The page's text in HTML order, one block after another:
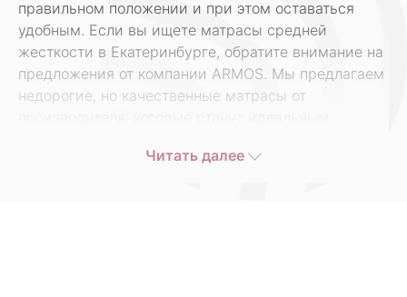
правильном положении и при этом оставаться
удобным. Если вы ищете матрасы средней
жесткости в Екатеринбурге, обратите внимание на
предложения от компании ARMOS. Мы предлагаем
недорогие, но качественные матрасы от
Читать далее